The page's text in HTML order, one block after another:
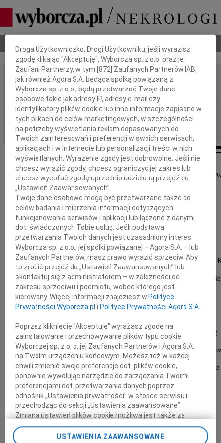
IMIĘ I NAZWISKO: Jacek Bladowski
REGION: cała Polska
DATA EMISJI: 08.07.2022
Po długich cierpieniach zmarł 30 czerwca 2022 roku w
Jacek Bladowski
Kaliszanin, syn Bogdana i Alicji.
Był uczniem Gimnazjum i Liceum Adama Asnyka w
i studentem Wydziału Prawa Uniwersytetu
Życzliwy ludziom, był przez nich lubiany.
12 lipca 2022 r. o godzinie 11.00 odbędzie się
nabożeństwo w kościele p.w. Karola Boromeusza na
po którym urna z prochami umieszczona zostanie w
na cmentarzu miejscowym
Spoczywaj w spokoju.
Dbamy o Twoją prywatność
Droga Użytkowniczko, Drogi Użytkowniku, jeśli wyrazisz
zgodę klikając "Akceptuję", Wyborcza sp. z o.o. oraz jej
Zaufani Partnerzy, w tym [872 ] Zaufanych Partnerów IAB,
jak również Agora S.A. będąca spółką powiązaną z
Wyborcza sp. z o.o., będą przetwarzać Twoje dane
osobowe takie jak adresy IP, adresy e-mail czy
identyfikatory plików cookie lub inne informacje zapisane w
tych plikach do celów marketingowych, w szczególności
na potrzeby wyświetlania reklam dopasowanych do
Twoich zainteresowań i preferencji w swoich serwisach,
aplikacjach i w Internecie lub personalizacji treści w nich
wyświetlanych. Wyrażenie zgody jest dobrowolne. Jeśli nie
chcesz wyrazić zgody, chcesz ograniczyć jej zakres lub
chcesz wycofać zgodę uprzednio udzieloną przejdź do
„Ustawień Zaawansowanych”.
Twoje dane osobowe mogą być przetwarzane także do
celów badania i mierzenia informacji dotyczących
funkcjonowania serwisów i aplikacji lub łączone z danymi
dot. świadczonych Tobie usług. Jeśli podstawą
przetwarzania Twoich danych jest uzasadniony interes
Wyborcza sp. z o.o., jej spółki powiązanej – Agora S.A. – lub
Zaufanych Partnerów, masz prawo wyrazić sprzeciw. Aby
to zrobić przejdź do „Ustawień Zaawansowanych” lub
skontaktuj się z administratorem – w zależności od
zakresu sprzeciwu i podmiotu, wobec którego jest
kierowany. Więcej informacji znajdziesz w Polityce
Prywatności Wyborcza.pl i Polityce Prywatności Agora S.A.
Poprzez kliknięcie "Akceptuję" wyrażasz zgodę na
zainstalowanie i przechowywanie plików typu cookie
Wyborczej sp. z o. o. jej Zaufanych Partnerów i Agora S.A.
na Twoim urządzeniu końcowym. Możesz też w każdej
chwili zmienić swoje preferencje dot. plików cookie,
ponownie wywołując narzędzie do zarządzania Twoimi
preferencjami dot. przetwarzania danych poprzez
odnośnik „Ustawienia prywatności” w stopce serwisu i
przechodząc do sekcji „Ustawienia zaawansowane”.
Zmiana ustawień plików cookie możliwa jest także za
pomocą ustawień przeglądarki.
USTAWIENIA ZAAWANSOWANE